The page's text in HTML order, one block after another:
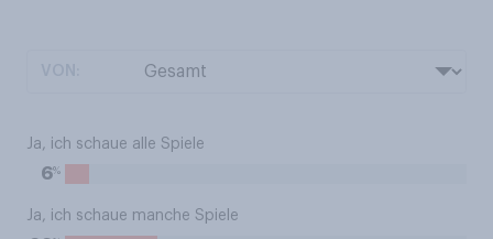
Ja, ich schaue alle Spiele
6%
Ja, ich schaue manche Spiele